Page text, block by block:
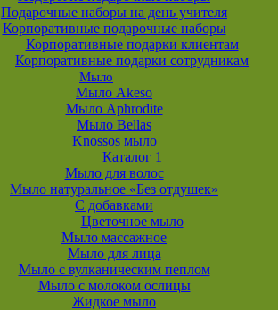
Подарочные наборы на день учителя
Корпоративные подарочные наборы
Корпоративные подарки клиентам
Корпоративные подарки сотрудникам
Мыло
Мыло Akeso
Мыло Aphrodite
Мыло Bellas
Knossos мыло
Каталог 1
Мыло для волос
Мыло натуральное «Без отдушек»
С добавками
Цветочное мыло
Мыло массажное
Мыло для лица
Мыло с вулканическим пеплом
Мыло с молоком ослицы
Жидкое мыло